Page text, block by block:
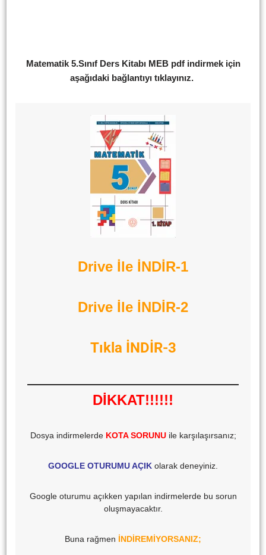
Matematik 5.Sınıf Ders Kitabı MEB pdf indirmek için
aşağıdaki bağlantıyı tıklayınız.
Drive İle İNDİR-1
Drive İle İNDİR-2
Tıkla İNDİR-3
DİKKAT!!!!!!
Dosya indirmelerde KOTA SORUNUile karşılaşırsanız;
GOOGLE OTURUMU AÇIK olarak deneyiniz.
Google oturumu açıkken yapılan indirmelerde bu sorun
oluşmayacaktır.
Buna rağmen İNDİREMİYORSANIZ;